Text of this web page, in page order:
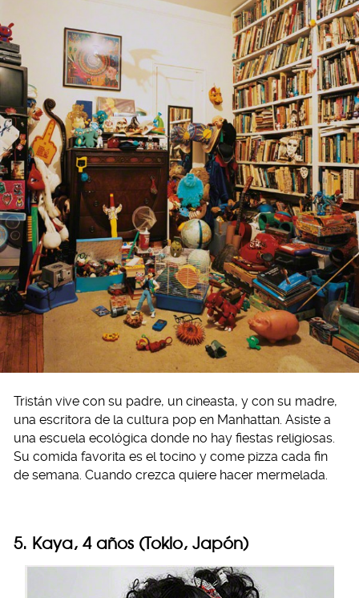
Tristán vive con su padre, un cineasta, y con su madre,
una escritora de la cultura pop en Manhattan. Asiste a
una escuela ecológica donde no hay fiestas religiosas.
Su comida favorita es el tocino y come pizza cada fin
de semana. Cuando crezca quiere hacer mermelada.
5. Kaya, 4 años (Tokio, Japón)